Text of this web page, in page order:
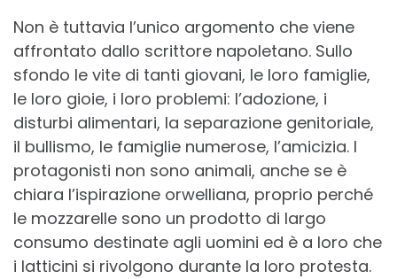
Non è tuttavia l’unico argomento che viene
affrontato dallo scrittore napoletano. Sullo
sfondo le vite di tanti giovani, le loro famiglie,
le loro gioie, i loro problemi: l’adozione, i
disturbi alimentari, la separazione genitoriale,
il bullismo, le famiglie numerose, l’amicizia. I
protagonisti non sono animali, anche se è
chiara l’ispirazione orwelliana, proprio perché
le mozzarelle sono un prodotto di largo
consumo destinate agli uomini ed è a loro che
i latticini si rivolgono durante la loro protesta.